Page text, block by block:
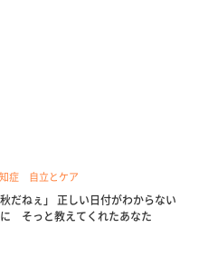
症 自立とケア
秋だねぇ」 正しい日付がわからない
そっと教えてくれたあなた